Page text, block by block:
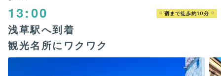
13:00 宿まで徒歩約10分
浅草駅へ到着
観光名所にワクワク